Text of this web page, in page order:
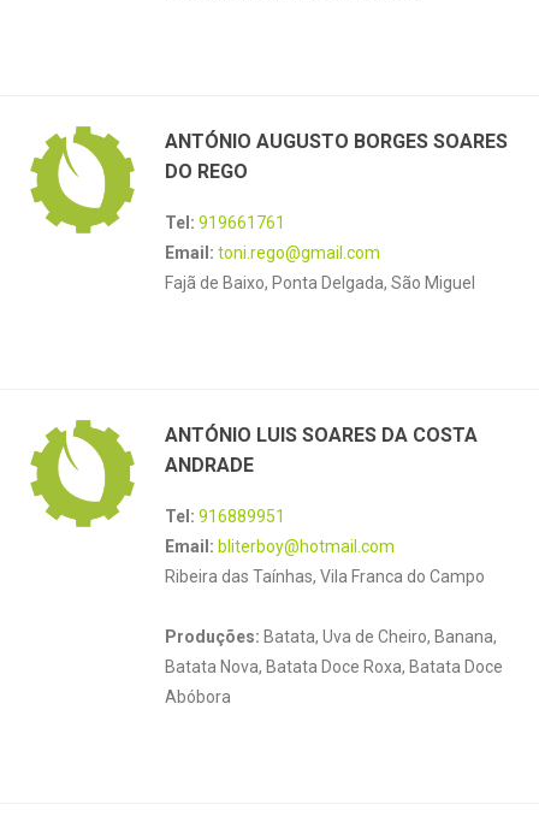
ANTÓNIO AUGUSTO BORGES SOARES
DO REGO
Tel: 919661761
Email: toni.rego@gmail.com
Fajã de Baixo, Ponta Delgada, São Miguel
ANTÓNIO LUIS SOARES DA COSTA
ANDRADE
Tel: 916889951
Email: bliterboy@hotmail.com
Ribeira das Taínhas, Vila Franca do Campo
Produções: Batata, Uva de Cheiro, Banana,
Batata Nova, Batata Doce Roxa, Batata Doce
Abóbora